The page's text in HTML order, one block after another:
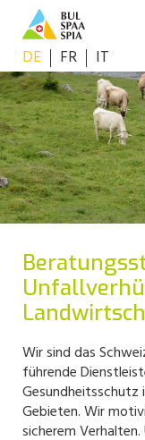
DE FR IT
Wir sind das
führende
Gebieten. Wir
sicherem